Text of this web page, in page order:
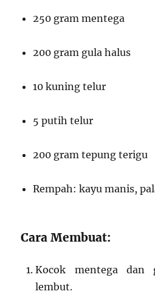
250 gram mentega
200 gram gula halus
10 kuning telur
5 putih telur
200 gram tepung terigu
Rempah: kayu manis,
Cara Membuat:
Kocok mentega dan
lembut.